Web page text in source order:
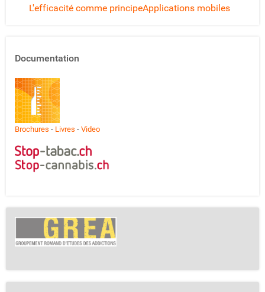
L'efficacité comme principeApplications mobiles
Documentation
Brochures - Livres - Video